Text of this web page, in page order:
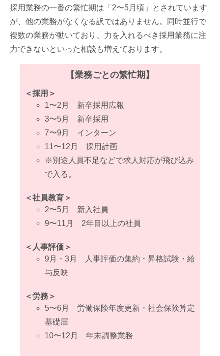
採用業務の一番の繁忙期は「2〜5月頃」とされています
が、他の業務がなくなる訳ではありません。同時並行で
複数の業務が動いており、力を入れるべき採用業務に注
力できないといった相談も増えております。
【業務ごとの繁忙期】
＜採用＞
1〜2月 新卒採用広報
3〜5月 新卒採用
7〜9月 インターン
11〜12月 採用計画
※別途人員不足などで求人対応が飛び込み
で入る。
＜社員教育＞
2〜5月 新入社員
9〜11月 2年目以上の社員
＜人事評価＞
9月・3月 人事評価の集約・昇格試験・給
与反映
＜労務＞
5〜6月 労働保険年度更新・社会保険算定
基礎届
10〜12月 年末調整業務